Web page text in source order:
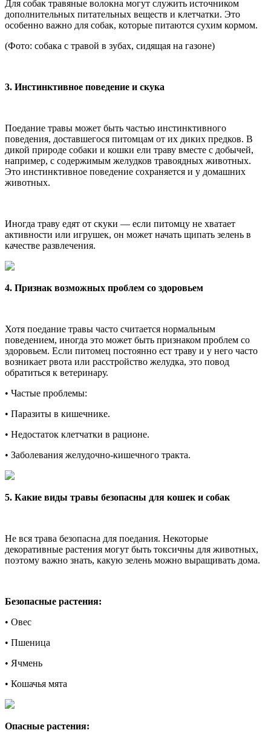
Для собак травяные волокна могут служить источником
дополнительных питательных веществ и клетчатки. Это
особенно важно для собак, которые питаются сухим кормом.
(Фото: собака с травой в зубах, сидящая на газоне)
3. Инстинктивное поведение и скука
Поедание травы может быть частью инстинктивного
поведения, доставшегося питомцам от их диких предков. В
дикой природе собаки и кошки ели траву вместе с добычей,
например, с содержимым желудков травоядных животных.
Это инстинктивное поведение сохраняется и у домашних
животных.
Иногда траву едят от скуки — если питомцу не хватает
активности или игрушек, он может начать щипать зелень в
качестве развлечения.
4. Признак возможных проблем со здоровьем
Хотя поедание травы часто считается нормальным
поведением, иногда это может быть признаком проблем со
здоровьем. Если питомец постоянно ест траву и у него часто
возникает рвота или расстройство желудка, это повод
обратиться к ветеринару.
• Частые проблемы:
• Паразиты в кишечнике.
• Недостаток клетчатки в рационе.
• Заболевания желудочно-кишечного тракта.
5. Какие виды травы безопасны для кошек и собак
Не вся трава безопасна для поедания. Некоторые
декоративные растения могут быть токсичны для животных,
поэтому важно знать, какую зелень можно выращивать дома.
Безопасные растения:
• Овес
• Пшеница
• Ячмень
• Кошачья мята
Опасные растения: